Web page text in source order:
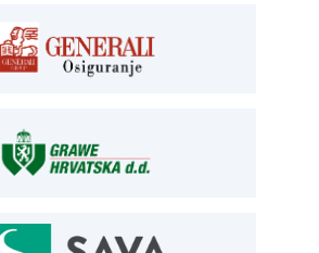
u osiguranju